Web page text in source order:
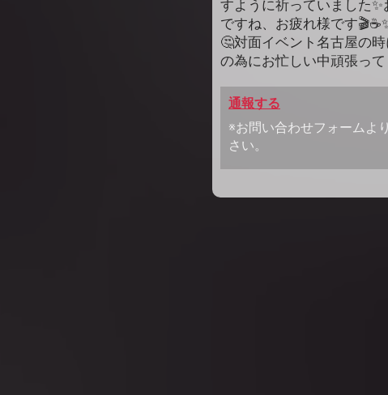
すように祈っていました
ですね、お疲れ様です
🤔対面イベント名古屋の
の為にお忙しい中頑張っ
通報する
※お問い合わせフォームよ
さい。